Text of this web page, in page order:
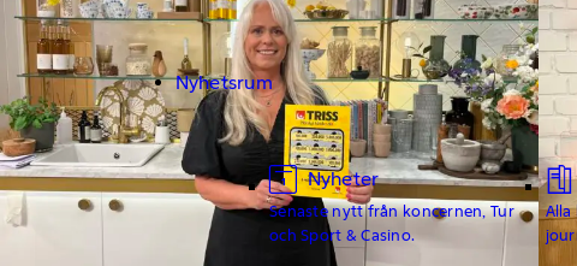
Nyhetsrum
Nyheter
Senaste nytt från koncernen, Tur
och Sport & Casino.